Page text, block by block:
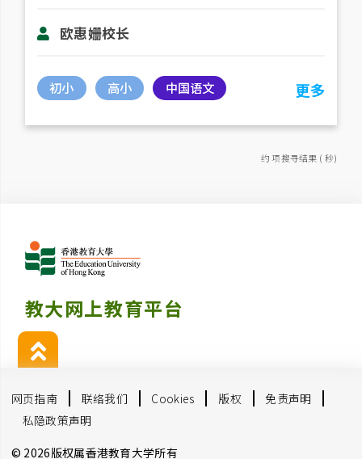
欧惠姗校长
初小 高小 中国语文 更多
约 项搜寻结果 ( 秒)
教大网上教育平台
网页指南 联络我们 Cookies 版权
免责声明
私隐政策声明
© 2026版权属香港教育大学所有